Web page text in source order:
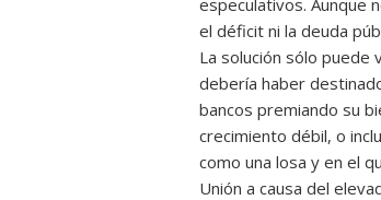
especulativos. Aunque
el déficit ni la deuda
La solución sólo puede
debería haber
bancos premiando su
crecimiento débil, o
como una losa y en el
Unión a causa del